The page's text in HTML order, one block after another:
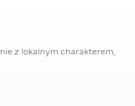
z lokalnym charakterem,